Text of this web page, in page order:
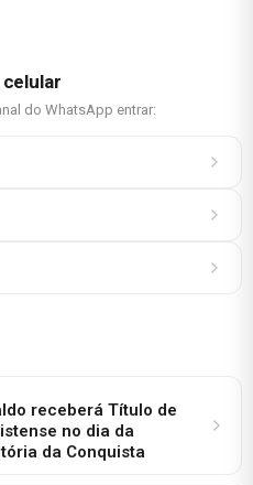
do WhatsApp entrar:
receberá Título de
no dia da
da Conquista